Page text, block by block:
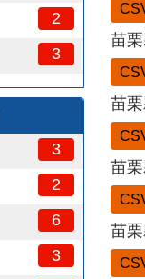
2
3
3
2
6
3
苗
苗
苗
苗